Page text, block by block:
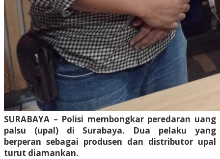
SURABAYA – Polisi membongkar peredaran uang
palsu (upal) di Surabaya. Dua pelaku yang
berperan sebagai produsen dan distributor upal
turut diamankan.